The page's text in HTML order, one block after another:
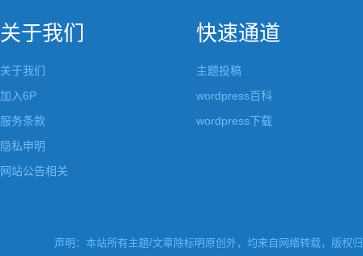
关于我们
关于我们
加入6P
服务条款
隐私申明
网站公告相关
快速通道
主题投稿
wordpress百科
wordpress下载
声明：本站所有主题/文章除标明原创外，均来自网络转载，版权